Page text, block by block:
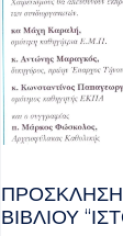
ΒΙΒΛΊΟΥ